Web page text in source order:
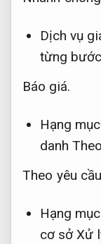
Dịch vụ
từng
Báo giá.
Hạng
danh
Theo yêu
Hạng
cơ sởXử